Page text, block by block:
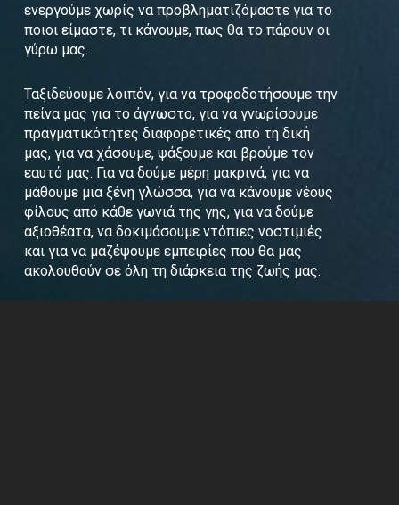
ενεργούμε χωρίς να προβληματιζόμαστε για το
ποιοι είμαστε, τι κάνουμε, πως θα το πάρουν οι
γύρω μας.
Ταξιδεύουμε λοιπόν, για να τροφοδοτήσουμε την
πείνα μας για το άγνωστο, για να γνωρίσουμε
πραγματικότητες διαφορετικές από τη δική
μας, για να χάσουμε, ψάξουμε και βρούμε τον
εαυτό μας. Για να δούμε μέρη μακρινά, για να
μάθουμε μια ξένη γλώσσα, για να κάνουμε νέους
φίλους από κάθε γωνιά της γης, για να δούμε
αξιοθέατα, να δοκιμάσουμε ντόπιες νοστιμιές
και για να μαζέψουμε εμπειρίες που θα μας
ακολουθούν σε όλη τη διάρκεια της ζωής μας.